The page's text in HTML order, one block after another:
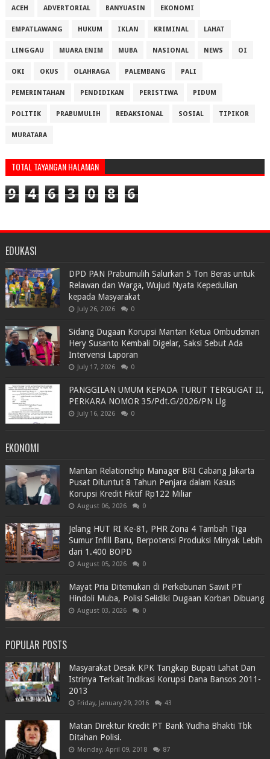
ACEH ADVERTORIAL BANYUASIN EKONOMI
EMPATLAWANG HUKUM IKLAN KRIMINAL LAHAT
LINGGAU MUARA ENIM MUBA NASIONAL NEWS OI
OKI OKUS OLAHRAGA PALEMBANG PALI
PEMERINTAHAN PENDIDIKAN PERISTIWA PIDUM
POLITIK PRABUMULIH REDAKSIONAL SOSIAL TIPIKOR
MURATARA
TOTAL TAYANGAN HALAMAN
9 4 6 3 0 8 6
EDUKASI
DPD PAN Prabumulih Salurkan 5 Ton Beras untuk
Relawan dan Warga, Wujud Nyata Kepedulian
kepada Masyarakat
July 26, 2026 0
Sidang Dugaan Korupsi Mantan Ketua Ombudsman
Hery Susanto Kembali Digelar, Saksi Sebut Ada
Intervensi Laporan
July 17, 2026 0
PANGGILAN UMUM KEPADA TURUT TERGUGAT II,
PERKARA NOMOR 35/Pdt.G/2026/PN Llg
July 16, 2026 0
EKONOMI
Mantan Relationship Manager BRI Cabang Jakarta
Pusat Dituntut 8 Tahun Penjara dalam Kasus
Korupsi Kredit Fiktif Rp122 Miliar
August 06, 2026 0
Jelang HUT RI Ke-81, PHR Zona 4 Tambah Tiga
Sumur Infill Baru, Berpotensi Produksi Minyak Lebih
dari 1.400 BOPD
August 05, 2026 0
Mayat Pria Ditemukan di Perkebunan Sawit PT
Hindoli Muba, Polisi Selidiki Dugaan Korban Dibuang
August 03, 2026 0
POPULAR POSTS
Masyarakat Desak KPK Tangkap Bupati Lahat Dan
Istrinya Terkait Indikasi Korupsi Dana Bansos 2011-
2013
Friday, January 29, 2016 43
Matan Direktur Kredit PT Bank Yudha Bhakti Tbk
Ditahan Polisi.
Monday, April 09, 2018 87